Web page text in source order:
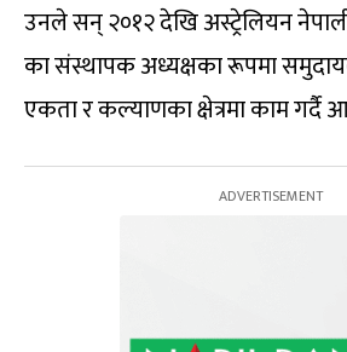
उनले सन् २०१२ देखि अस्ट्रेलियन
का संस्थापक अध्यक्षका रूपमा
एकता र कल्याणका क्षेत्रमा काम गर्दै